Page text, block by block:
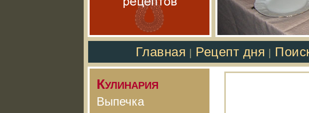
Главная Рецепт дня
Кулинария
Выпечка